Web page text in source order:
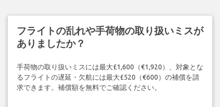
フライトの乱れや手荷物の取り扱いミスが
ありましたか？
手荷物の取り扱いミスには最大£1,600（€1,920）、対象とな
るフライトの遅延・欠航には最大£520（€600）の補償を請
求できます。補償額を無料でご確認ください。